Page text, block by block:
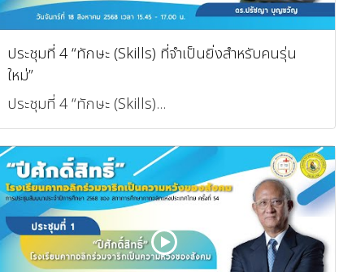
ประชุมที่ 4 “ทักษะ (Skills) ที่จำเป็นยิ่งสำหรับคนรุ่น
ใหม่”
ประชุมที่ 4 “ทักษะ (Skills)...